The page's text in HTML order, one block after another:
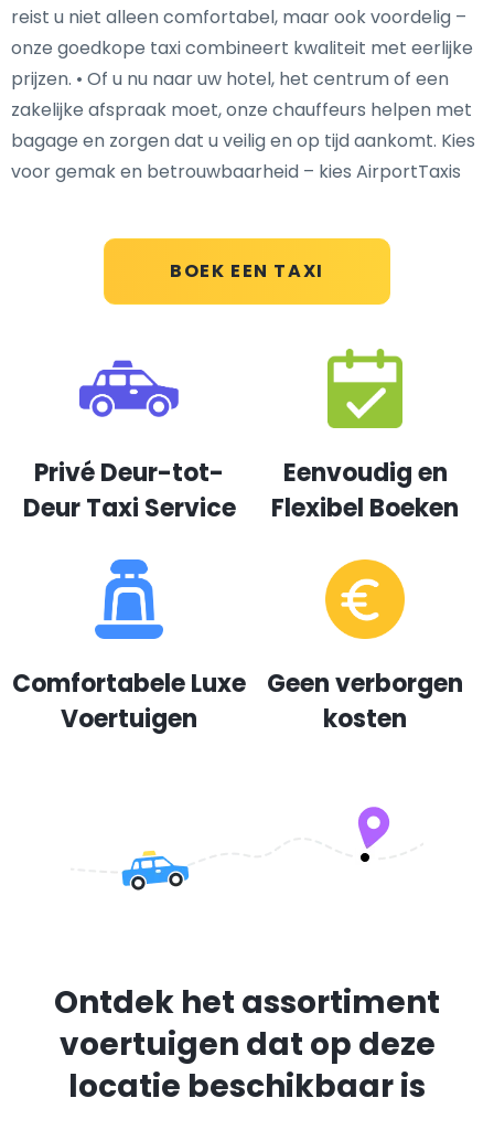
BOEK EEN TAXI
reist u niet alleen comfortabel, maar ook voordelig –
onze goedkope taxi combineert kwaliteit met eerlijke
prijzen. • Of u nu naar uw hotel, het centrum of een
zakelijke afspraak moet, onze chauffeurs helpen met
bagage en zorgen dat u veilig en op tijd aankomt. Kies
voor gemak en betrouwbaarheid – kies AirportTaxis
Privé Deur-tot-
Deur Taxi Service
Eenvoudig en
Flexibel Boeken
Comfortabele Luxe
Voertuigen
Geen verborgen
kosten
Ontdek het assortiment
voertuigen dat op deze
locatie beschikbaar is